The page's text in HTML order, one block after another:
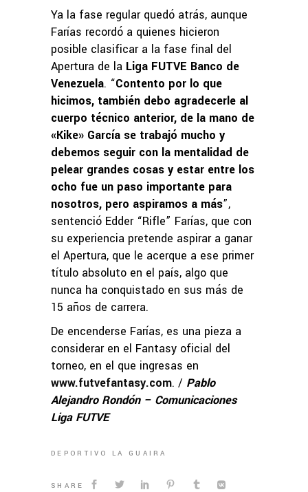
Ya la fase regular quedó atrás, aunque
Farías recordó a quienes hicieron
posible clasificar a la fase final del
Apertura de la Liga FUTVE Banco de
Venezuela. “Contento por lo que
hicimos, también debo agradecerle al
cuerpo técnico anterior, de la mano de
«Kike» García se trabajó mucho y
debemos seguir con la mentalidad de
pelear grandes cosas y estar entre los
ocho fue un paso importante para
nosotros, pero aspiramos a más”,
sentenció Edder “Rifle” Farías, que con
su experiencia pretende aspirar a ganar
el Apertura, que le acerque a ese primer
título absoluto en el país, algo que
nunca ha conquistado en sus más de
15 años de carrera.
De encenderse Farías, es una pieza a
considerar en el Fantasy oficial del
torneo, en el que ingresas en
www.futvefantasy.com. / Pablo
Alejandro Rondón – Comunicaciones
Liga FUTVE
DEPORTIVO LA GUAIRA
SHARE